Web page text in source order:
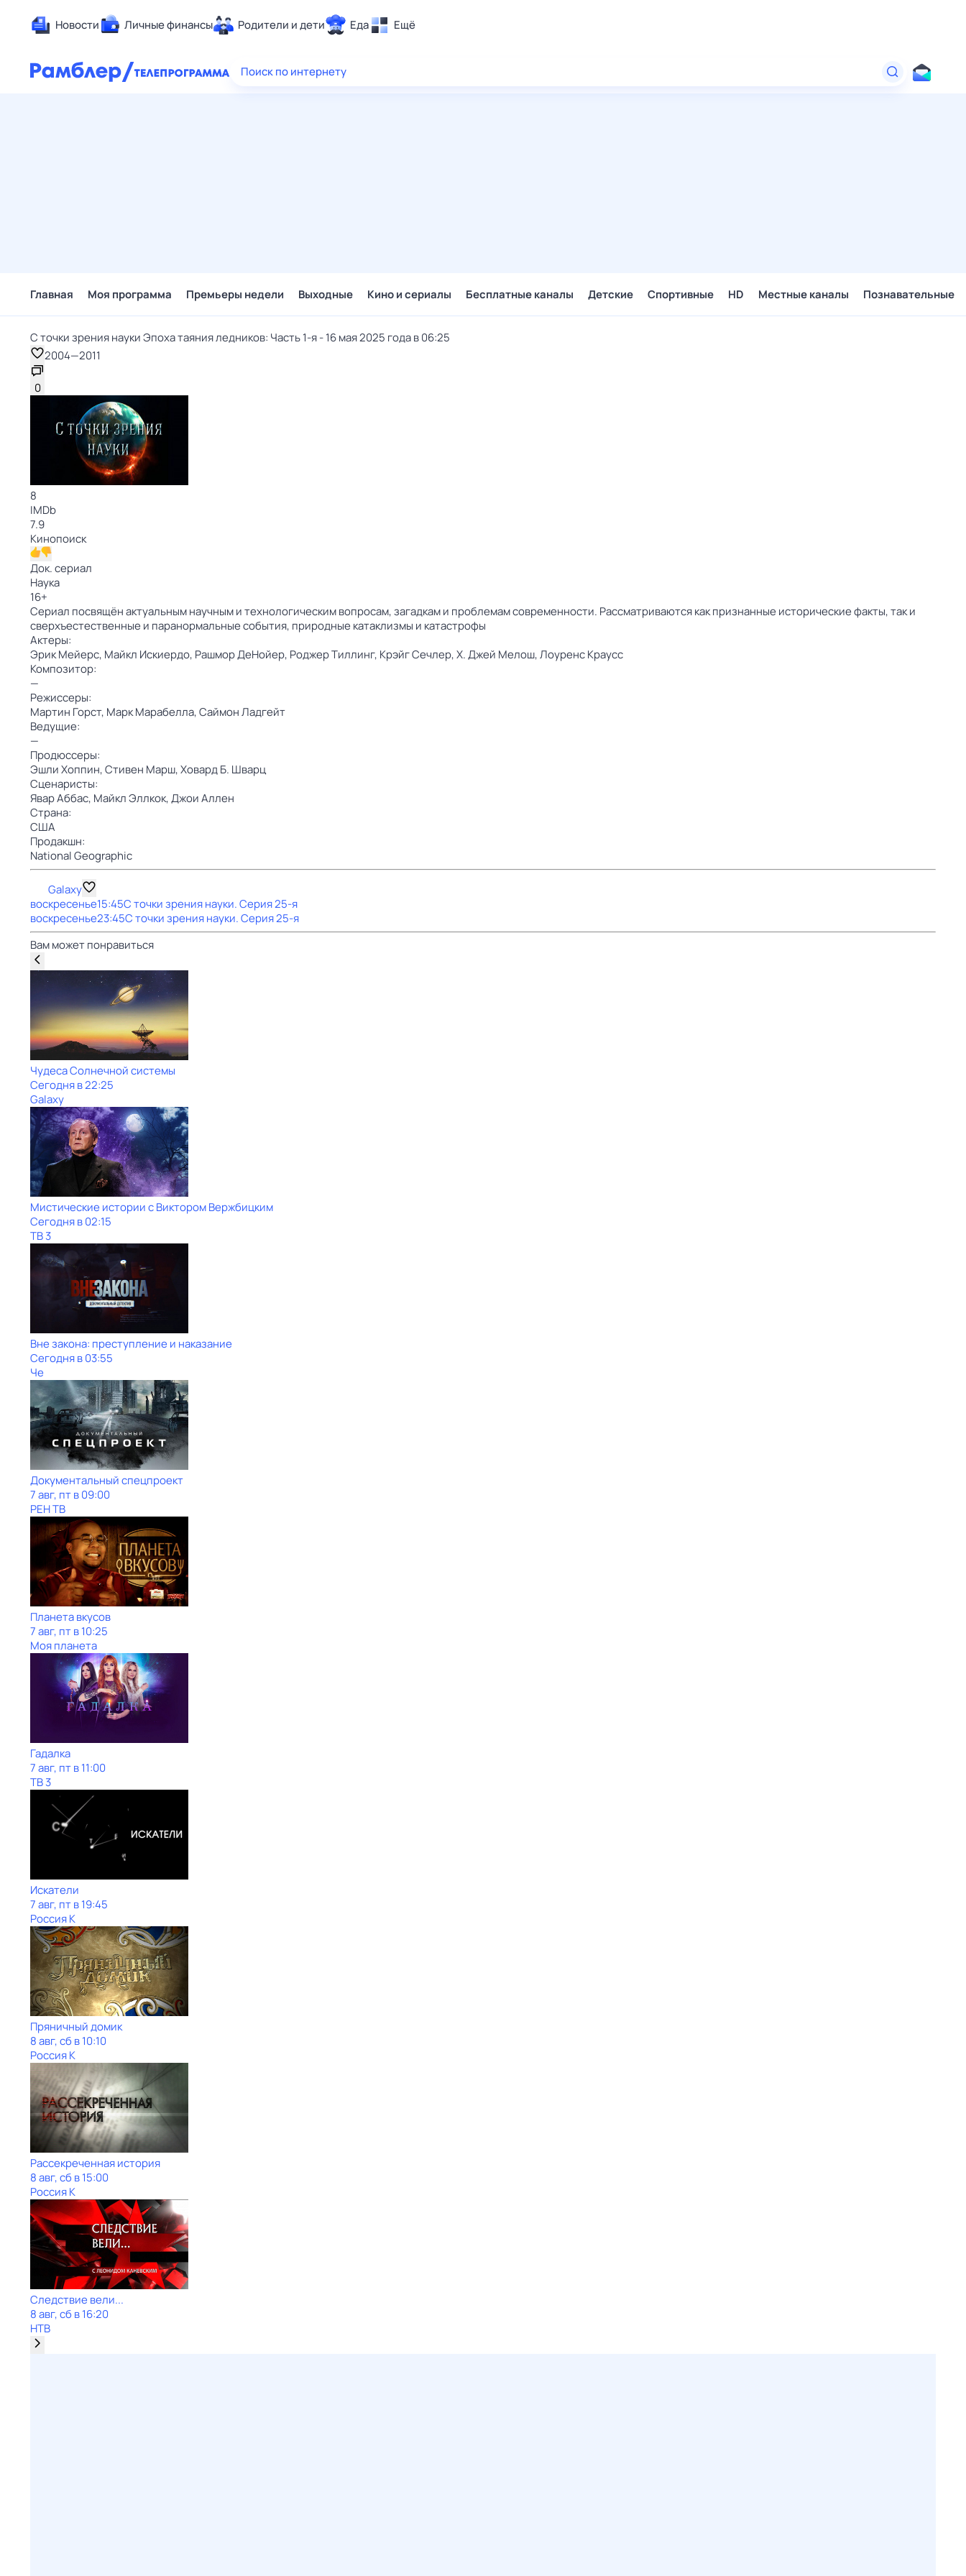
Новости Личные финансы Родители и дети Еда Ещё
Здоровье
Поиск по интернету
Главная Моя программа Премьеры недели Выходные Кино и сериалы Бесплатные каналы Детские Спортивные HD Местные каналы Познавательные
С точки зрения науки Эпоха таяния ледников: Часть 1-я - 16 мая 2025 года в 06:25
2004—2011
0
8
IMDb
7.9
Кинопоиск
Док. сериал
Наука
16+
Сериал посвящён актуальным научным и технологическим вопросам, загадкам и проблемам современности. Рассматриваются как признанные исторические факты, так и
сверхъестественные и паранормальные события, природные катаклизмы и катастрофы
Актеры:
Эрик Мейерс, Майкл Искиердо, Рашмор ДеНойер, Роджер Тиллинг, Крэйг Сечлер,Х. Джей Мелош,Лоуренс Краусс
Композитор:
—
Режиссеры:
Мартин Горст, Марк Марабелла,Саймон Ладгейт
Ведущие:
—
Продюссеры:
Эшли Хоппин,Стивен Марш,Ховард Б. Шварц
Сценаристы:
Явар Аббас, Майкл Эллкок,Джои Аллен
Страна:
США
Продакшн:
National Geographic
Galaxy
воскресенье15:45С точки зрения науки. Серия 25-я
воскресенье23:45С точки зрения науки. Серия 25-я
Вам может понравиться
Чудеса Солнечной системы
Сегодня в 22:25
Galaxy
Мистические истории с Виктором Вержбицким
Сегодня в 02:15
ТВ 3
Вне закона: преступление и наказание
Сегодня в 03:55
Че
Документальный спецпроект
7 авг, пт в 09:00
РЕН ТВ
Планета вкусов
7 авг, пт в 10:25
Моя планета
Гадалка
7 авг, пт в 11:00
ТВ 3
Искатели
7 авг, пт в 19:45
Россия К
Пряничный домик
8 авг, сб в 10:10
Россия К
Рассекреченная история
8 авг, сб в 15:00
Россия К
Следствие вели...
8 авг, сб в 16:20
НТВ